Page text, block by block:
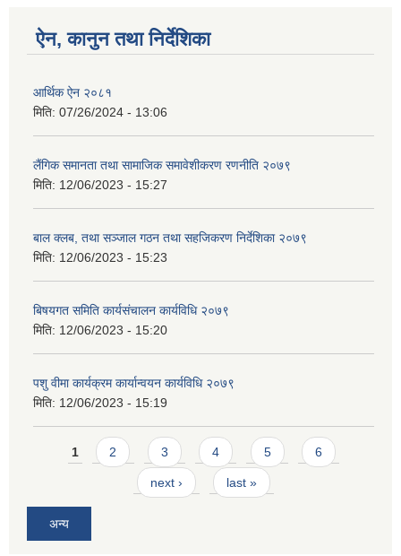
ऐन, कानुन तथा निर्देशिका
आर्थिक ऐन २०८१
मिति: 07/26/2024 - 13:06
लैंगिक समानता तथा सामाजिक समावेशीकरण रणनीति २०७९
मिति: 12/06/2023 - 15:27
बाल क्लब, तथा सञ्जाल गठन तथा सहजिकरण निर्देशिका २०७९
मिति: 12/06/2023 - 15:23
बिषयगत समिति कार्यसंचालन कार्यविधि २०७९
मिति: 12/06/2023 - 15:20
पशु वीमा कार्यक्रम कार्यान्वयन कार्यविधि २०७९
मिति: 12/06/2023 - 15:19
Pages
1 2 3 4 5 6
next › last »
अन्य